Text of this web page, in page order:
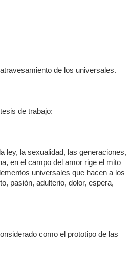
de los universales.
de trabajo:
ley, la sexualidad, las generaciones,
en el campo del amor rige el mito
universales que hacen a los
pasión, adulterio, dolor, espera,
como el prototipo de las